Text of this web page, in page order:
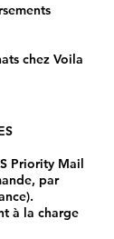
chez Voila
Priority Mail
par
à la charge